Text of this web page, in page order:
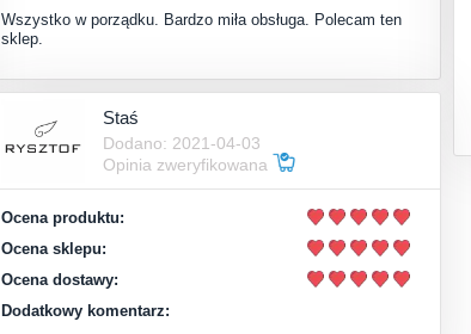
Wszystko w porządku. Bardzo miła obsługa. Polecam ten
sklep.
Staś
Dodano: 2021-04-03
Opinia zweryfikowana
Ocena produktu:
Ocena sklepu:
Ocena dostawy:
Dodatkowy komentarz: